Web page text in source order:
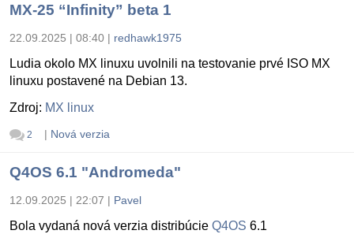
MX-25 “Infinity” beta 1
22.09.2025 | 08:40 | redhawk1975
Ludia okolo MX linuxu uvolnili na testovanie prvé ISO MX
linuxu postavené na Debian 13.
Zdroj: MX linux
2 | Nová verzia
Q4OS 6.1 "Andromeda"
12.09.2025 | 22:07 | Pavel
Bola vydaná nová verzia distribúcie Q4OS 6.1